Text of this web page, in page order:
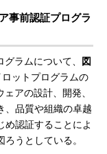
事前認証プログラ
ラムについて、
図
ットプログラムの
アの設計、開発、
、品質や組織の卓越
め認証することによ
うとしている。